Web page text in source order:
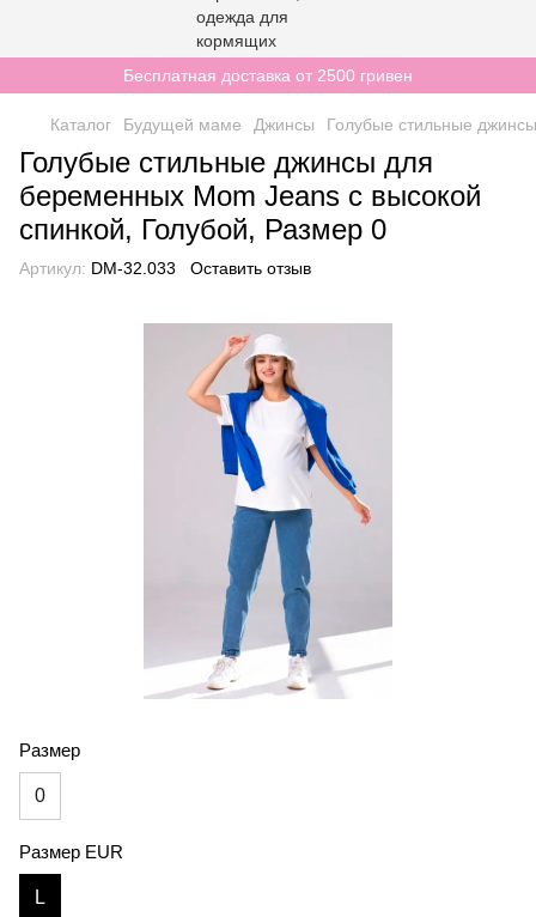
Бесплатная доставка от 2500 гривен
Каталог Будущей маме Джинсы Голубые стильные
Голубые стильные джинсы для
беременных Mom Jeans с высокой
спинкой, Голубой, Размер 0
Артикул: DM-32.033 Оставить отзыв
Размер
0
Размер EUR
L